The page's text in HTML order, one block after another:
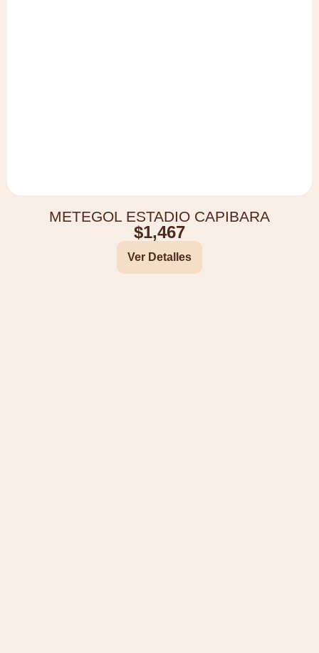
METEGOL ESTADIO CAPIBARA
$1,467
Ver Detalles